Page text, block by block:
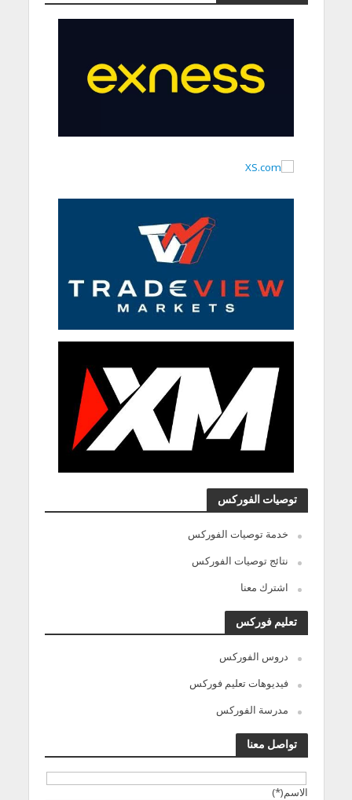
توصيات الفوركس
خدمة توصيات الفوركس
نتائج توصيات الفوركس
اشترك معنا
تعليم فوركس
دروس الفوركس
فيديوهات تعليم فوركس
مدرسة الفوركس
تواصل معنا
الاسم(*)